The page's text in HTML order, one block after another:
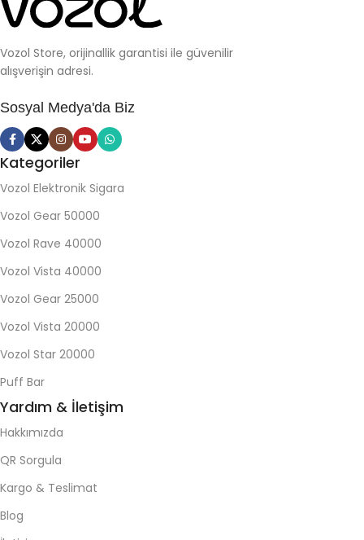
Vozol Store, orijinallik garantisi ile güvenilir
alışverişin adresi.
Sosyal Medya'da Biz
Kategoriler
Vozol Elektronik Sigara
Vozol Gear 50000
Vozol Rave 40000
Vozol Vista 40000
Vozol Gear 25000
Vozol Vista 20000
Vozol Star 20000
Puff Bar
Yardım & İletişim
Hakkımızda
QR Sorgula
Kargo & Teslimat
Blog